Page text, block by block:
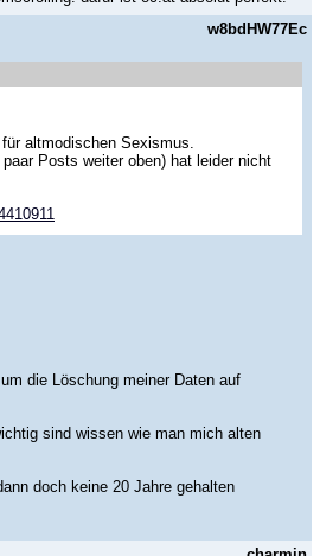
w8bdHW77Ec
altmodischen Sexismus.
Posts weiter oben) hat leider nicht
die Löschung meiner Daten auf
sind wissen wie man mich alten
doch keine 20 Jahre gehalten